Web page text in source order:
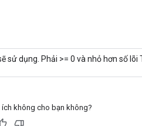
sử dụng. Phải >= 0 và nhỏ hơn số
không cho bạn không?